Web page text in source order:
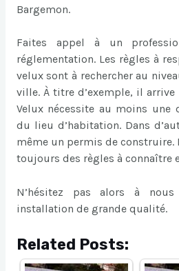
Bargemon.
Faites appel à un
réglementation. Les règles à
velux sont à rechercher au
ville. À titre d’exemple, il
Velux nécessite au moins une
du lieu d’habitation. Dans
même un permis de construire.
toujours des règles à connaître
N’hésitez pas alors à
installation de grande qualité.
Related Posts: